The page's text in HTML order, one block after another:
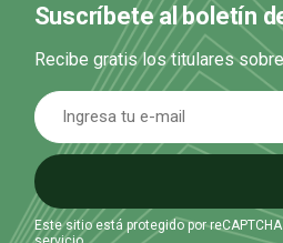
Suscríbete al boletín
Recibe gratis los titulares
Este sitio está protegido por